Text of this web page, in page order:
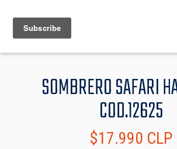
MENU
SOMBRERO SAFARI
COD.12625
$17.990 CLP